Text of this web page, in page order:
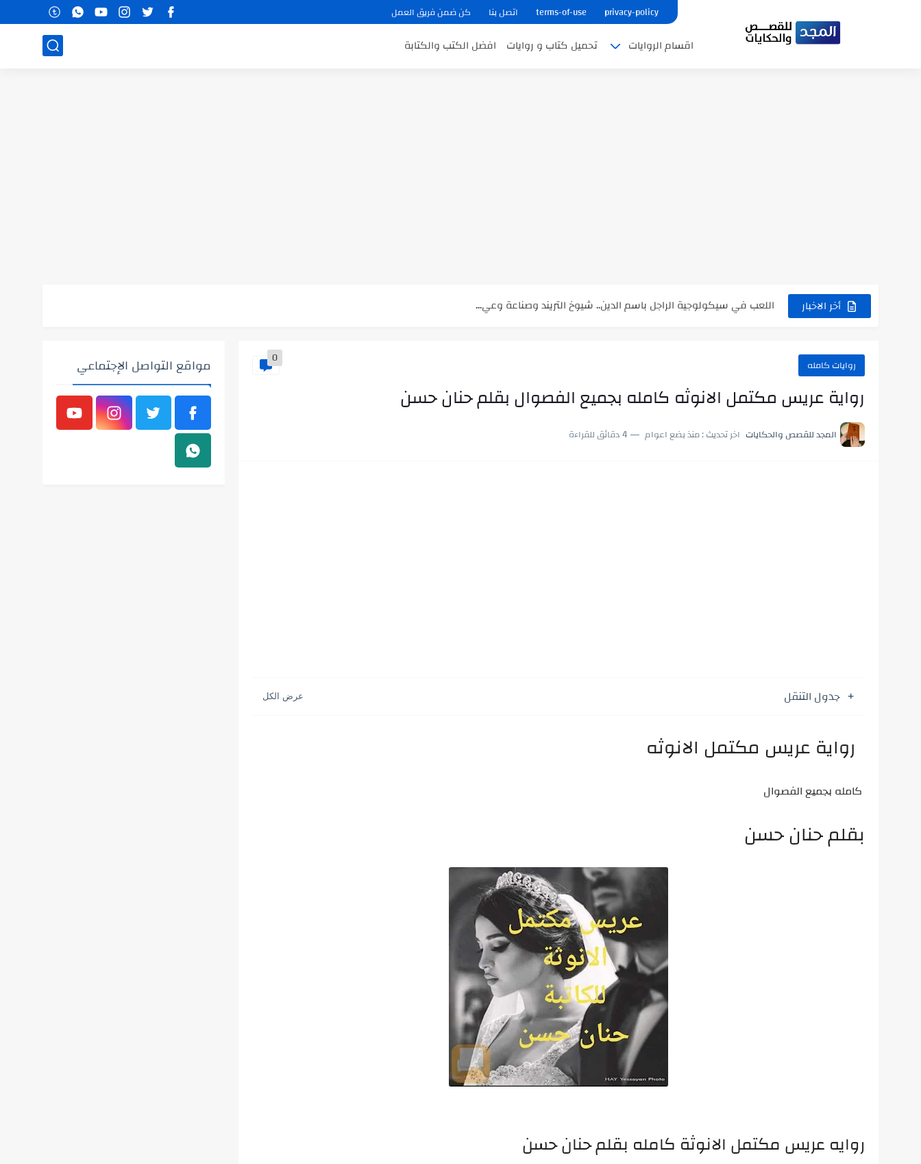
privacy-policy
terms-of-use اتصل بنا كن ضمن فريق العمل
اقسام الروايات تحميل كتاب و روايات افضل الكتب والكتابة
أخر الاخبار
اللعب في سيكولوجية الراجل باسم الدين.. شيوخ التريند وصناعة وعي...
روايات كامله 0
رواية عريس مكتمل الانوثه كامله بجميع الفصوال بقلم حنان حسن
المجد للقصص والحكايات اخر تحديث :منذ بضع اعوام 4 دقائق للقراءة
جدول التنقل
رواية عريس مكتمل الانوثه
كامله بجميع الفصوال
بقلم حنان حسن
روايه عريس مكتمل الانوثة كامله بقلم حنان حسن
مواقع التواصل الإجتماعي